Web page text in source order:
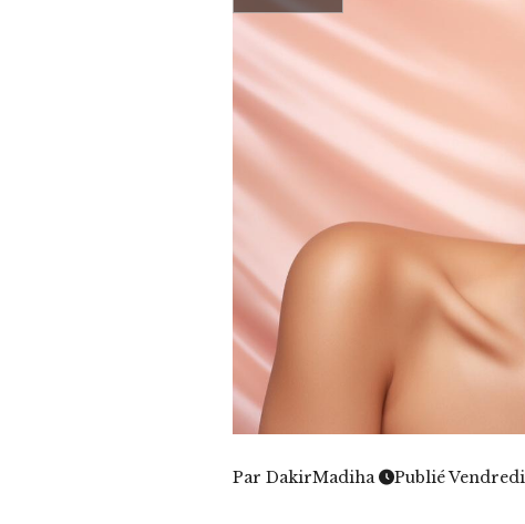
ParDakirMadiha Publié
HOROSCOPE
VOTRE ASTRO LOVE
SEMAINE
LUNDI 23 FÉVRIER 2026 -